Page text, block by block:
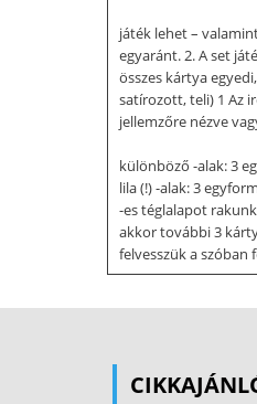
játék lehet –
egyaránt. 2. A set
összes kártya
satírozott, teli) 1 Az
jellemzőre nézve
különböző -alak: 3
lila (!) -alak: 3
-es téglalapot
akkor további 3
felvesszük a
létezhet a
problémát